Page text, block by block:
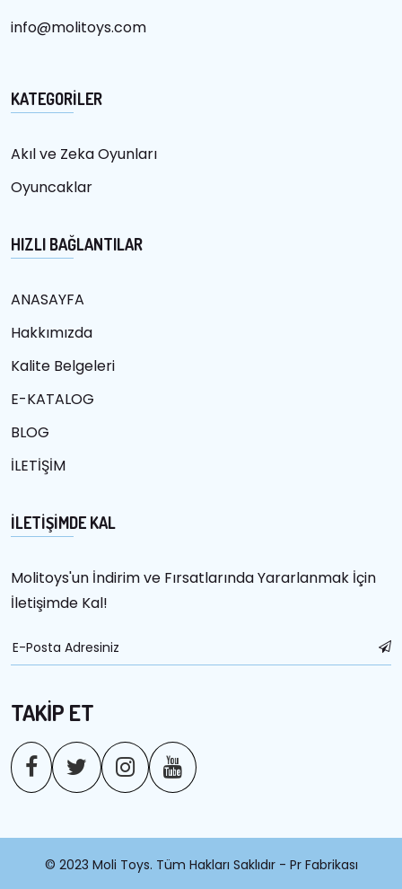
info@molitoys.com
KATEGORİLER
Akıl ve Zeka Oyunları
Oyuncaklar
HIZLI BAĞLANTILAR
ANASAYFA
Hakkımızda
Kalite Belgeleri
E-KATALOG
BLOG
İLETİŞİM
İLETİŞİMDE KAL
Molitoys'un İndirim ve Fırsatlarında Yararlanmak İçin
İletişimde Kal!
TAKİP ET
© 2023 Moli Toys. Tüm Hakları Saklıdır - Pr Fabrikası